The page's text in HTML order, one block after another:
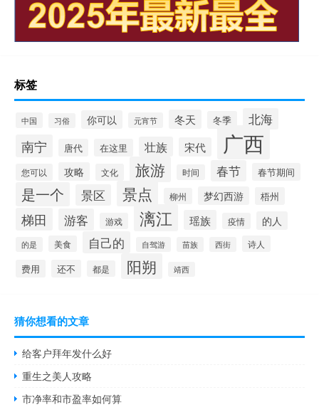
标签
中国 习俗 你可以 元宵节 冬天 冬季 北海
南宁 唐代 在这里 壮族 宋代 广西
您可以 攻略 文化 旅游 时间 春节 春节期间
是一个 景区 景点 柳州 梦幻西游 梧州
梯田 游客 游戏 漓江 瑶族 疫情 的人
的是 美食 自己的 自驾游 苗族 西街 诗人
费用 还不 都是 阳朔 靖西
猜你想看的文章
给客户拜年发什么好
重生之美人攻略
市净率和市盈率如何算